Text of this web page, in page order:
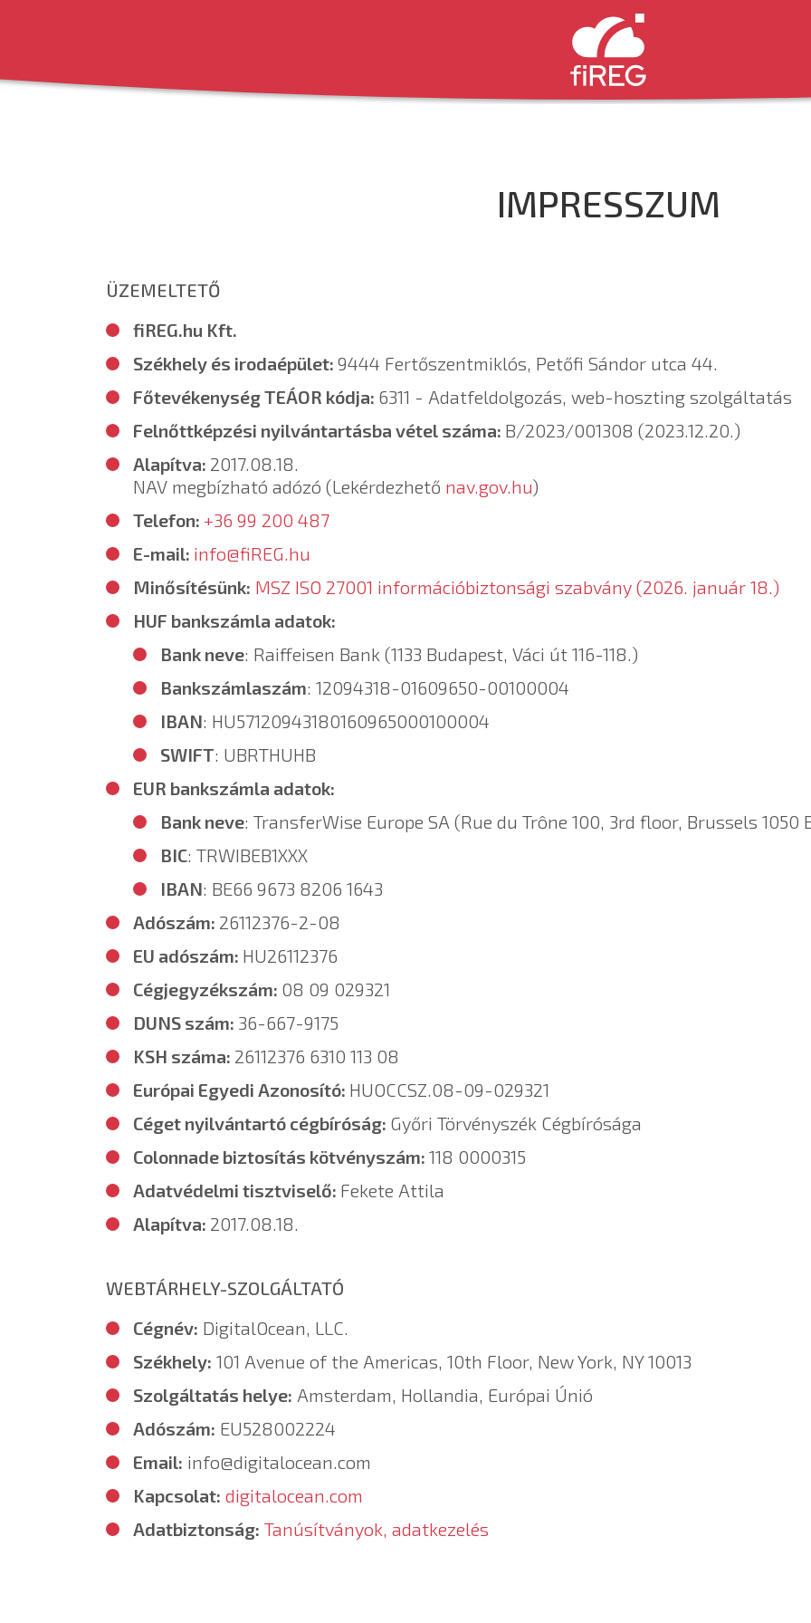
IMPRESSZUM
ÜZEMELTETŐ
fiREG.hu Kft.
Székhely és irodaépület: 9444 Fertőszentmiklós, Petőfi Sándor utca 44.
Főtevékenység TEÁOR kódja: 6311 - Adatfeldolgozás, web-hoszting szolgáltatás
Felnőttképzési nyilvántartásba vétel száma: B/2023/001308 (2023.12.20.)
Alapítva: 2017.08.18.
NAV megbízható adózó (Lekérdezhető nav.gov.hu)
Telefon: +36 99 200 487
E-mail: info@fiREG.hu
Minősítésünk: MSZ ISO 27001 információbiztonsági szabvány (2026. január 18.)
HUF bankszámla adatok:
Bank neve: Raiffeisen Bank (1133 Budapest, Váci út 116-118.)
Bankszámlaszám: 12094318-01609650-00100004
IBAN: HU57120943180160965000100004
SWIFT: UBRTHUHB
EUR bankszámla adatok:
Bank neve: TransferWise Europe SA (Rue du Trône 100, 3rd floor, Brussels 1050
BIC: TRWIBEB1XXX
IBAN: BE66 9673 8206 1643
Adószám: 26112376-2-08
EU adószám: HU26112376
Cégjegyzékszám: 08 09 029321
DUNS szám: 36-667-9175
KSH száma: 26112376 6310 113 08
Európai Egyedi Azonosító: HUOCCSZ.08-09-029321
Céget nyilvántartó cégbíróság: Győri Törvényszék Cégbírósága
Colonnade biztosítás kötvényszám: 118 0000315
Adatvédelmi tisztviselő: Fekete Attila
Alapítva: 2017.08.18.
WEBTÁRHELY-SZOLGÁLTATÓ
Cégnév: DigitalOcean, LLC.
Székhely: 101 Avenue of the Americas, 10th Floor, New York, NY 10013
Szolgáltatás helye: Amsterdam, Hollandia, Európai Únió
Adószám: EU528002224
Email: info@digitalocean.com
Kapcsolat: digitalocean.com
Adatbiztonság: Tanúsítványok, adatkezelés